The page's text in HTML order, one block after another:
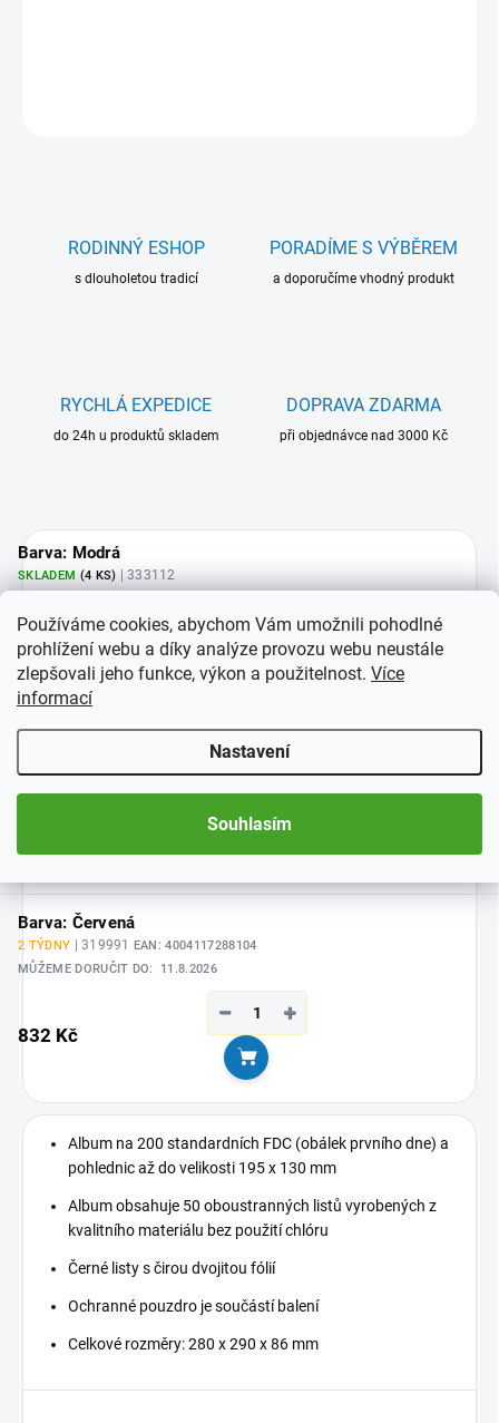
Používáme cookies, abychom Vám umožnili pohodlné
prohlížení webu a díky analýze provozu webu neustále
zlepšovali jeho funkce, výkon a použitelnost. Více
informací
Nastavení
Souhlasím
RODINNÝ ESHOP
s dlouholetou tradicí
PORADÍME S VÝBĚREM
a doporučíme vhodný produkt
RYCHLÁ EXPEDICE
do 24h u produktů skladem
DOPRAVA ZDARMA
při objednávce nad 3000 Kč
Barva: Modrá
SKLADEM (4 KS) | 333112
832 Kč
+
−
Do košíku
Barva: Zelená
4004117288111
Do košíku
Barva: Červená
2 TÝDNY | 319991 EAN: 4004117288104
MŮŽEME DORUČIT DO:
11.8.2026
832 Kč
+
−
Do košíku
Album na 200 standardních FDC (obálek prvního dne) a
pohlednic až do velikosti 195 x 130 mm
Album obsahuje 50 oboustranných listů vyrobených z
kvalitního materiálu bez použití chlóru
Černé listy s čirou dvojitou fólií
Ochranné pouzdro je součástí balení
Celkové rozměry: 280 x 290 x 86 mm